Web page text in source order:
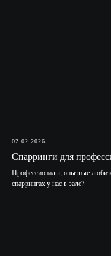
02.02.2026
Спарринги для
Профессионалы, опытные
спаррингах у нас в зале?